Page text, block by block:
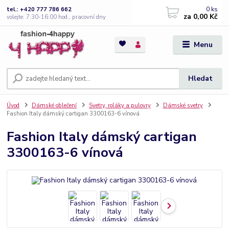
Menu
Hledat
tel.: +420 777 786 662
volejte: 7:30-16:00 hod., pracovní dny
0 ks
za 0,00 Kč
Úvod Dámské oblečení Svetry, roláky a pulovry
Dámské svetry
Fashion Italy dámský cartigan 3300163-6 vínová
Fashion Italy dámský cartigan
3300163-6 vínová